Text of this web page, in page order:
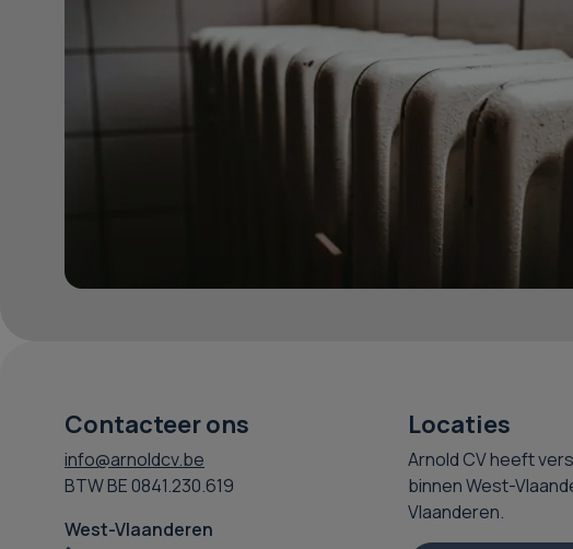
Contacteer ons
info@arnoldcv.be
BTW BE 0841.230.619
West-Vlaanderen
Locaties
Arnold CV heeft
binnen West-
Vlaanderen.